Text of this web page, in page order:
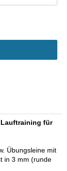
für
Übungsleine mit
in 3 mm (runde